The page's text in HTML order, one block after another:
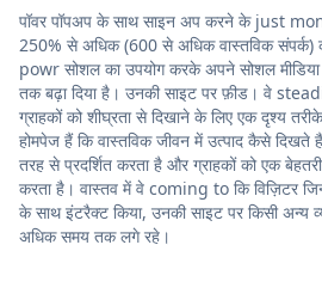
पॉवर पॉपअप के साथ साइन अप करने के just
250% से अधिक (600 से अधिक वास्तविक
powr सोशल का उपयोग करके अपने सोशल
तक बढ़ा दिया है। उनकी साइट पर फ़ीड। वे
ग्राहकों को शीघ्रता से दिखाने के लिए एक दृश्य
होमपेज हैं कि वास्तविक जीवन में उत्पाद कैसे दिखते
तरह से प्रदर्शित करता है और ग्राहकों को एक
करता है। वास्तव में वे coming to कि विज़िटर
के साथ इंटरैक्ट किया, उनकी साइट पर किसी अन्य
अधिक समय तक लगे रहे।